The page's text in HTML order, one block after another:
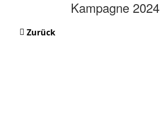
Kampagne 2024
Zurück